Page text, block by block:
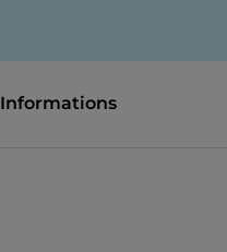
Informations